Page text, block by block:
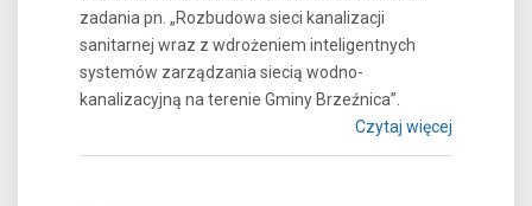
zadania pn. „Rozbudowa sieci kanalizacji
sanitarnej wraz z wdrożeniem inteligentnych
systemów zarządzania siecią wodno-
kanalizacyjną na terenie Gminy Brzeźnica”.
Czytaj więcej